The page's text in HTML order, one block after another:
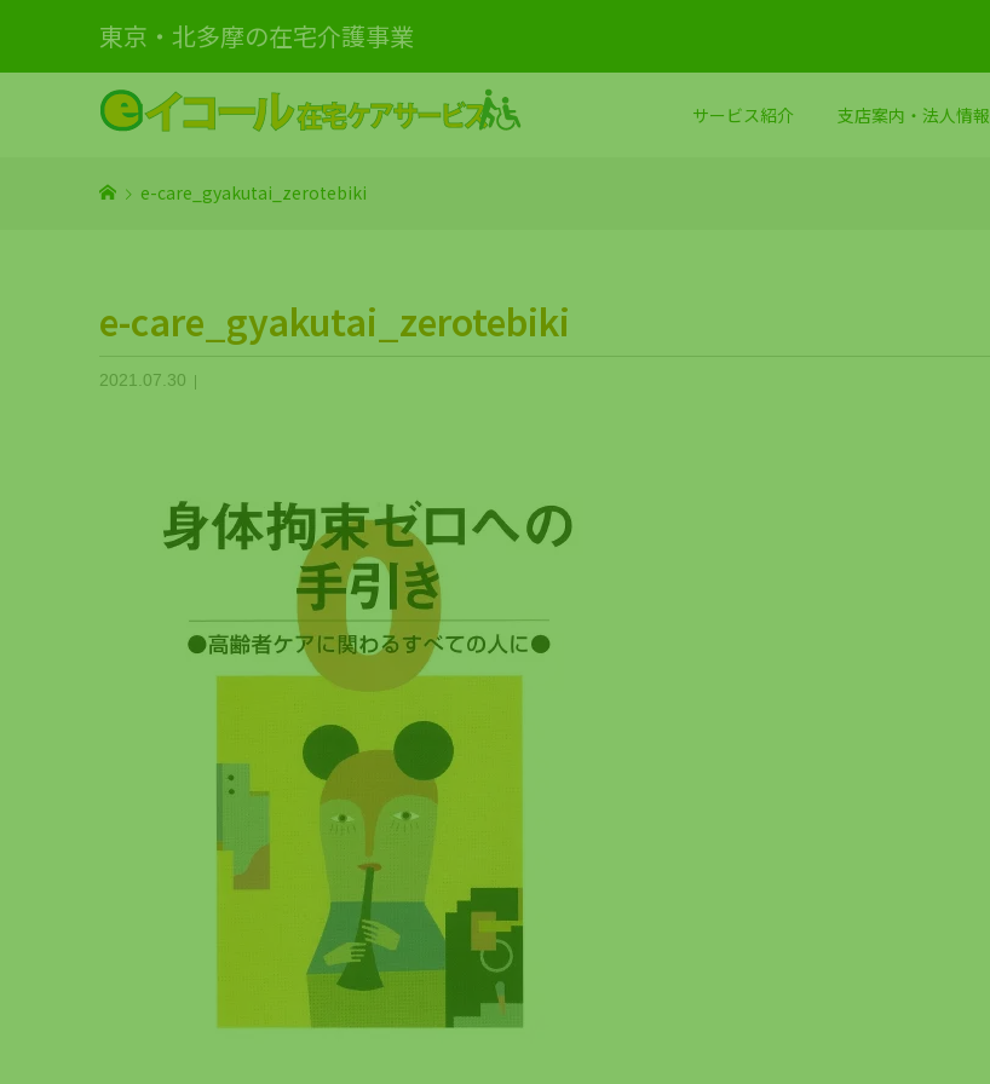
東京・北多摩の在宅介護事業
サービス紹介 支店案内・法人情報
e-care_gyakutai_zerotebiki
e-care_gyakutai_zerotebiki
2021.07.30